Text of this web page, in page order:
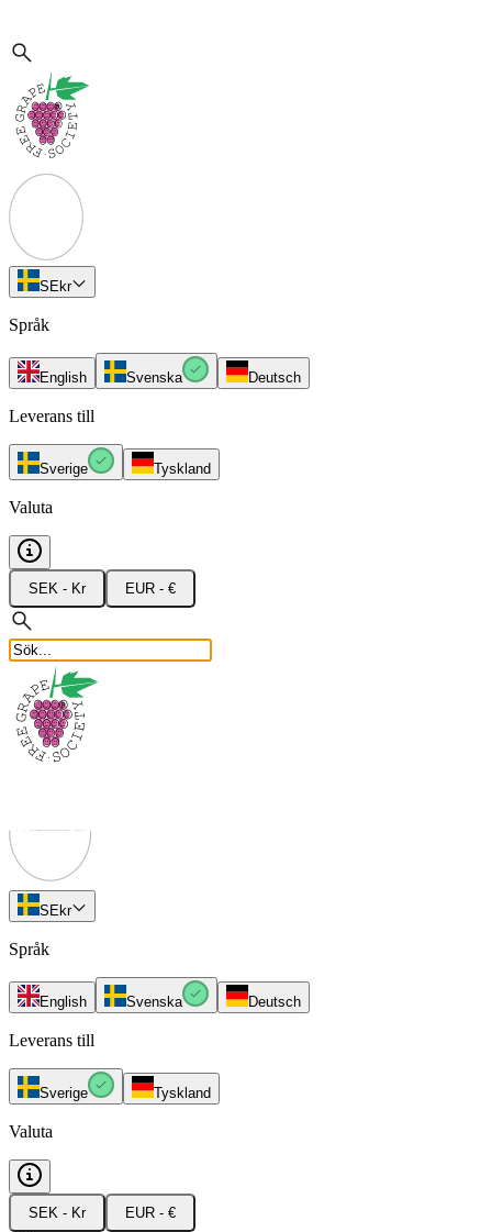
SEkr
Språk
English Svenska Deutsch
Leverans till
Sverige Tyskland
Valuta
SEK - Kr EUR - €
SEkr
Språk
English Svenska Deutsch
Leverans till
Sverige Tyskland
Valuta
SEK - Kr EUR - €